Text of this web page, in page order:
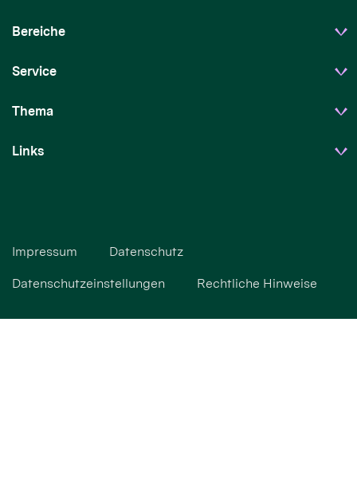
Bereiche
Service
Thema
Links
Impressum Datenschutz
Datenschutzeinstellungen Rechtliche Hinweise